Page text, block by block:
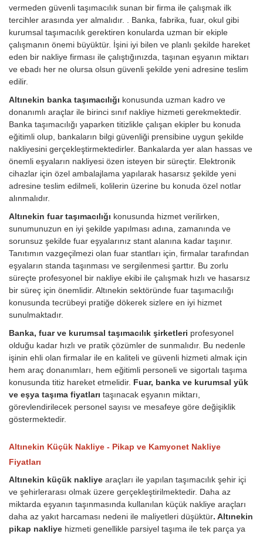
vermeden güvenli taşımacılık sunan bir firma ile çalışmak ilk
tercihler arasında yer almalıdır. . Banka, fabrika, fuar, okul gibi
kurumsal taşımacılık gerektiren konularda uzman bir ekiple
çalışmanın önemi büyüktür. İşini iyi bilen ve planlı şekilde hareket
eden bir nakliye firması ile çalıştığınızda, taşınan eşyanın miktarı
ve ebadı her ne olursa olsun güvenli şekilde yeni adresine teslim
edilir.
Altınekin banka taşımacılığı konusunda uzman kadro ve
donanımlı araçlar ile birinci sınıf nakliye hizmeti gerekmektedir.
Banka taşımacılığı yaparken titizlikle çalışan ekipler bu konuda
eğitimli olup, bankaların bilgi güvenliği prensibine uygun şekilde
nakliyesini gerçekleştirmektedirler. Bankalarda yer alan hassas ve
önemli eşyaların nakliyesi özen isteyen bir süreçtir. Elektronik
cihazlar için özel ambalajlama yapılarak hasarsız şekilde yeni
adresine teslim edilmeli, kolilerin üzerine bu konuda özel notlar
alınmalıdır.
Altınekin fuar taşımacılığı konusunda hizmet verilirken,
sunumunuzun en iyi şekilde yapılması adına, zamanında ve
sorunsuz şekilde fuar eşyalarınız stant alanına kadar taşınır.
Tanıtımın vazgeçilmezi olan fuar stantları için, firmalar tarafından
eşyaların standa taşınması ve sergilenmesi şarttır. Bu zorlu
süreçte profesyonel bir nakliye ekibi ile çalışmak hızlı ve hasarsız
bir süreç için önemlidir. Altınekin sektöründe fuar taşımacılığı
konusunda tecrübeyi pratiğe dökerek sizlere en iyi hizmet
sunulmaktadır.
Banka, fuar ve kurumsal taşımacılık şirketleri profesyonel
olduğu kadar hızlı ve pratik çözümler de sunmalıdır. Bu nedenle
işinin ehli olan firmalar ile en kaliteli ve güvenli hizmeti almak için
hem araç donanımları, hem eğitimli personeli ve sigortalı taşıma
konusunda titiz hareket etmelidir. Fuar, banka ve kurumsal yük
ve eşya taşıma fiyatları taşınacak eşyanın miktarı,
görevlendirilecek personel sayısı ve mesafeye göre değişiklik
göstermektedir.
Altınekin Küçük Nakliye - Pikap ve Kamyonet Nakliye
Fiyatları
Altınekin küçük nakliye araçları ile yapılan taşımacılık şehir içi
ve şehirlerarası olmak üzere gerçekleştirilmektedir. Daha az
miktarda eşyanın taşınmasında kullanılan küçük nakliye araçları
daha az yakıt harcaması nedeni ile maliyetleri düşüktür. Altınekin
pikap nakliye hizmeti genellikle parsiyel taşıma ile tek parça ya